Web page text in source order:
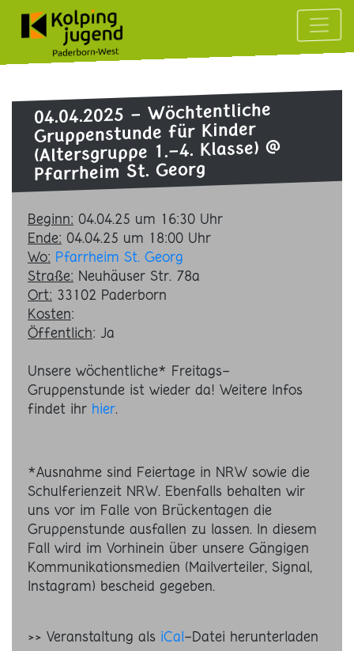
04.04.2025 - Wöchtentliche
Gruppenstunde für Kinder
(Altersgruppe 1.-4. Klasse) @
Pfarrheim St. Georg
Beginn: 04.04.25 um 16:30 Uhr
Ende: 04.04.25 um 18:00 Uhr
Wo: Pfarrheim St. Georg
Straße: Neuhäuser Str. 78a
Ort: 33102 Paderborn
Kosten:
Öffentlich: Ja
Unsere wöchentliche* Freitags-
Gruppenstunde ist wieder da! Weitere Infos
findet ihr hier.
*Ausnahme sind Feiertage in NRW sowie die
Schulferienzeit NRW. Ebenfalls behalten wir
uns vor im Falle von Brückentagen die
Gruppenstunde ausfallen zu lassen. In diesem
Fall wird im Vorhinein über unsere Gängigen
Kommunikationsmedien (Mailverteiler, Signal,
Instagram) bescheid gegeben.
>> Veranstaltung als iCal-Datei herunterladen